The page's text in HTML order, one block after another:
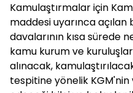
Kamulaştırmalar için
maddesi uyarınca
davalarının kısa sürede
kamu kurum ve
alınacak,
tespitine yönelik